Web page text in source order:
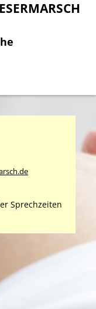
Sprechzeiten